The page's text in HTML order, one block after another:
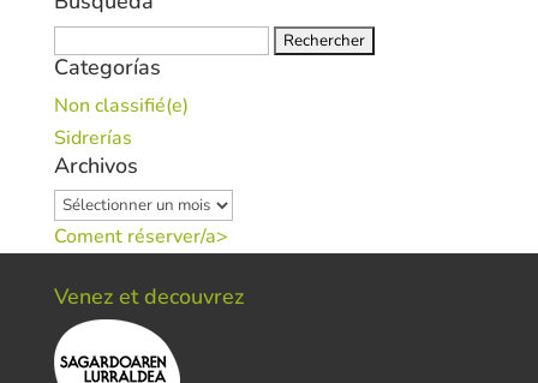
Categorías
Non classifié(e)
Sidrerías
Archivos
Archivos
Coment réserver/a>
Venez et decouvrez